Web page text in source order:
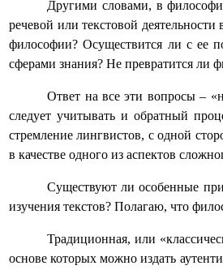
Другими словами, в
речевой или текстовой
философии? Осуществится ли с ее
сферами знания? Не превратится ли
Ответ на все эти вопросы –
следует учитывать и обратный
стремление лингвистов, с одной
в качестве одного из аспектов
Существуют ли особенные
изучения текстов? Полагаю, что
Традиционная, или
основе которых можно издать